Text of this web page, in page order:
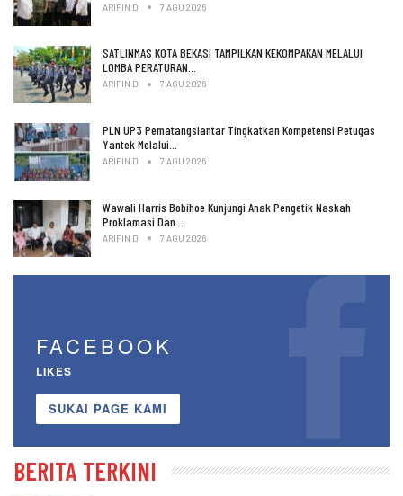
ARIFIN D 7 AGU 2026
SATLINMAS KOTA BEKASI TAMPILKAN KEKOMPAKAN MELALUI
LOMBA PERATURAN…
ARIFIN D 7 AGU 2026
PLN UP3 Pematangsiantar Tingkatkan Kompetensi Petugas
Yantek Melalui…
ARIFIN D 7 AGU 2026
Wawali Harris Bobihoe Kunjungi Anak Pengetik Naskah
Proklamasi Dan…
ARIFIN D 7 AGU 2026
FACEBOOK
LIKES
SUKAI PAGE KAMI
BERITA TERKINI